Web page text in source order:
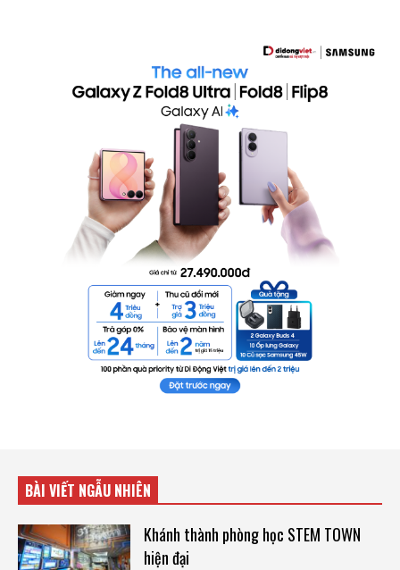
BÀI VIẾT NGẪU NHIÊN
Khánh thành phòng học STEM TOWN
hiện đại